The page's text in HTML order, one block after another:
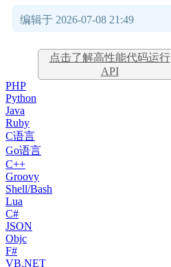
编辑于 2026-07-08 21:49
点击了解高性能代码运行
API
PHP
Python
Java
Ruby
C语言
Go语言
C++
Groovy
Shell/Bash
Lua
C#
JSON
Objc
F#
VB.NET